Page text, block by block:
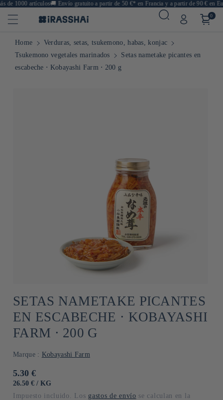
de 1000 artículos🚚Envío gratuito a partir de 50 €* en Francia y a partir de 90 € en
0
Home
Verduras, setas, tsukemono, habas, konjac
Tsukemono vegetales marinados
Setas nametake picantes en
escabeche ⋅ Kobayashi Farm ⋅ 200 g
SETAS NAMETAKE PICANTES
EN ESCABECHE ⋅ KOBAYASHI
FARM ⋅ 200 G
Marque : Kobayashi Farm
Precio
habitual
5.30 €
PRECIO
26.50 € / POR
KG
Impuesto incluido. Los gastos de envío se calculan en la